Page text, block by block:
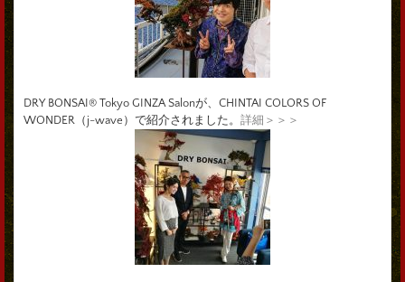
DRY BONSAI® Tokyo GINZA Salonが、CHINTAI COLORS OF
WONDER（j-wave）で紹介されました。 詳細＞＞＞